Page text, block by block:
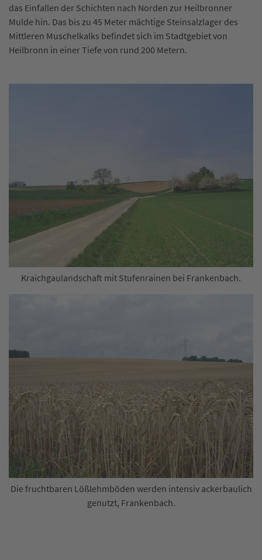
das Einfallen der Schichten nach Norden zur Heilbronner
Mulde hin. Das bis zu 45 Meter mächtige Steinsalzlager des
Mittleren Muschelkalks befindet sich im Stadtgebiet von
Heilbronn in einer Tiefe von rund 200 Metern.
Kraichgaulandschaft mit Stufenrainen bei Frankenbach.
Die fruchtbaren Lößlehmböden werden intensiv ackerbaulich
genutzt, Frankenbach.